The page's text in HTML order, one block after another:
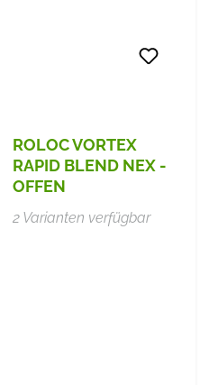
ROLOC VORTEX
RAPID BLEND NEX -
OFFEN
2 Varianten verfügbar